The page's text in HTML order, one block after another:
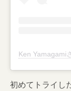
初めてトライし